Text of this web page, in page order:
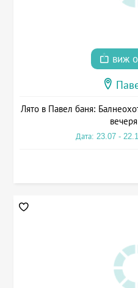
виж
Лято в Павел баня:
Дата: 23.07 -